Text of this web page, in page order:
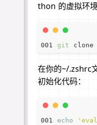
thon 的虚拟环
git
在你的~/.zshrc
初始化代码：
echo